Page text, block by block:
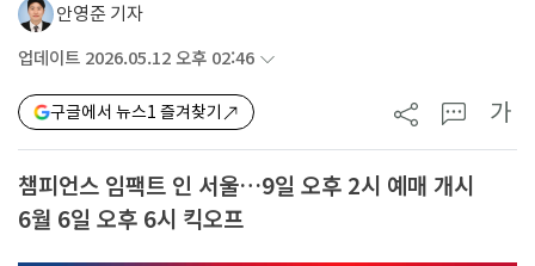
안영준 기자
업데이트 2026.05.12 오후 02:46
구글에서 뉴스1 즐겨찾기 가
챔피언스 임팩트 인 서울…9일 오후 2시 예매 개시
6월 6일 오후 6시 킥오프